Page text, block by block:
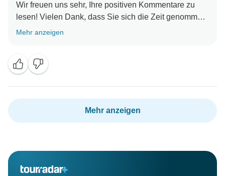
Wir freuen uns sehr, Ihre positiven Kommentare zu
lesen! Vielen Dank, dass Sie sich die Zeit genommen
haben, sie mit uns zu teilen. Wir können es kaum
Mehr anzeigen
Mehr anzeigen